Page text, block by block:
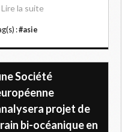
Lire la suite
:#asie
Société
projet de
bi-océanique en